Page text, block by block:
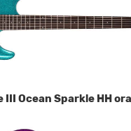
III Ocean Sparkle HH